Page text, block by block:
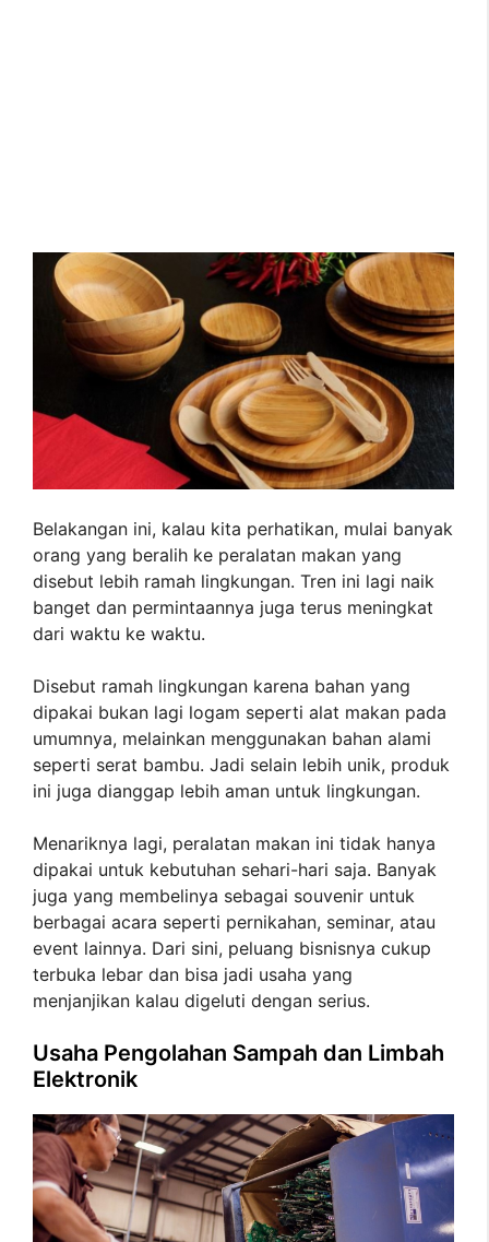
Belakangan ini, kalau kita perhatikan, mulai banyak
orang yang beralih ke peralatan makan yang
disebut lebih ramah lingkungan. Tren ini lagi naik
banget dan permintaannya juga terus meningkat
dari waktu ke waktu.
Disebut ramah lingkungan karena bahan yang
dipakai bukan lagi logam seperti alat makan pada
umumnya, melainkan menggunakan bahan alami
seperti serat bambu. Jadi selain lebih unik, produk
ini juga dianggap lebih aman untuk lingkungan.
Menariknya lagi, peralatan makan ini tidak hanya
dipakai untuk kebutuhan sehari-hari saja. Banyak
juga yang membelinya sebagai souvenir untuk
berbagai acara seperti pernikahan, seminar, atau
event lainnya. Dari sini, peluang bisnisnya cukup
terbuka lebar dan bisa jadi usaha yang
menjanjikan kalau digeluti dengan serius.
Usaha Pengolahan Sampah dan Limbah
Elektronik